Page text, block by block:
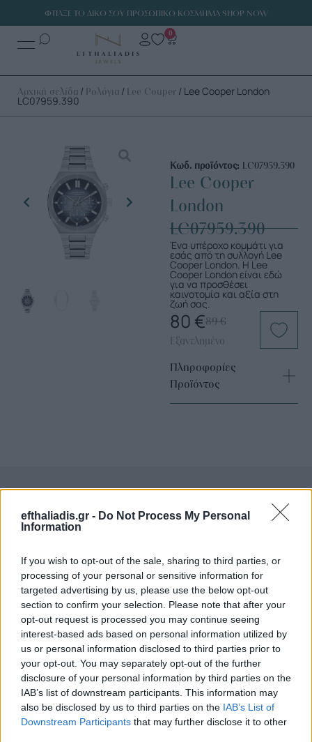
efthaliadis.gr - Do Not Process My Personal
Information
If you wish to opt-out of the sale, sharing to third parties, or
processing of your personal or sensitive information for
targeted advertising by us, please use the below opt-out
section to confirm your selection. Please note that after your
opt-out request is processed you may continue seeing
interest-based ads based on personal information utilized by
us or personal information disclosed to third parties prior to
your opt-out. You may separately opt-out of the further
disclosure of your personal information by third parties on the
IAB’s list of downstream participants. This information may
also be disclosed by us to third parties on the IAB’s List of
Downstream Participants that may further disclose it to other
ΦΤΙΑΞΕ ΤΟ ΔΙΚΟ ΣΟΥ ΠΡΟΣΩΠΙΚΟ ΚΟΣΜΗΜΑ SHOP NOW
0
Αρχική σελίδα / Ρολόγια / Lee Couper / Lee Cooper London
LC07959.390
Κωδ. προϊόντος: LC07959.390
Lee Cooper
London
LC07959.390
Ένα υπέροχο κομμάτι για
εσάς από τη συλλογή Lee
Cooper London. H Lee
Cooper London είναι εδώ
για να προσθέσει
καινοτομία και αξία στη
ζωή σας.
89€
80 €
Εξαντλημένο
Πληροφορίες
Προϊόντος
Επιλογές Που Ταιριάζουν
Εδώ θα βρείτε τις κορυφαίες επιλογές που ξεχωρίζουν για
το μοναδικό τους στυλ και την εξαιρετική τους ποιότητα.
ΑΝΟΞΕΊΔΩΤΟ ΑΤΣΆΛΙ -10%